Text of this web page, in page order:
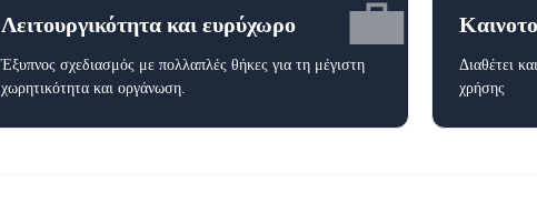
💼
Λειτουργικότητα και ευρύχωρο
Έξυπνος σχεδιασμός με πολλαπλές θήκες για τη μέγιστη
χωρητικότητα και οργάνωση.
Διαθέτει
χρήσης